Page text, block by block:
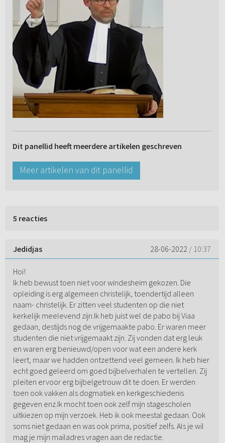
Dit panellid heeft meerdere artikelen geschreven
Meer artikelen van dit panellid
5 reacties
Jedidjas 28-06-2022 / 10:37
Hoi!
Ik heb bewust toen niet voor windesheim gekozen. Die
opleiding is erg algemeen christelijk, toendertijd alleen
naam- christelijk. Er zitten veel studenten op die niet
kerkelijk meelevend zijn.Ik heb juist wel de pabo bij Viaa
gedaan, destijds nog de vrijgemaakte pabo. Er waren meer
studenten die niet vrijgemaakt zijn. Zij vonden dat erg leuk
en waren erg benieuwd/open voor wat een andere kerk
leert, maar we hadden ontzettend veel gemeen. Ik heb hier
echt goed geleerd om goed bijbelverhalen te vertellen. Zij
pleiten ervoor erg bijbelgetrouw dit te doen. Er werden
toen ook vakken als dogmatiek en kerkgeschiedenis
gegeven enz.Ik mocht toen ook zelf mijn stagescholen
uitkiezen op mijn verzoek. Heb ik ook meestal gedaan. Ook
soms niet gedaan en was ook prima, positief zelfs. Als je wil
mag je mijn mailadres vragen aan de redactie.